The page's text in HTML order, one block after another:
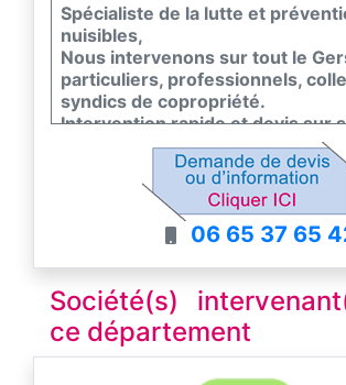
Spécialiste de la lutte et
nuisibles,
Nous intervenons sur tout le
particuliers, professionnels,
syndics de copropriété.
Intervention rapide et devis sur
Titulaire du certibiocide délivré
ministère du développement
06 65 37 65
Société(s)
ce département